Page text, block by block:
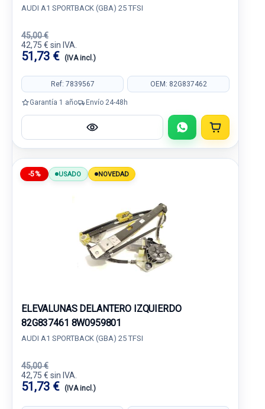
AUDI A1 SPORTBACK (GBA) 25 TFSI
45,00 €
42,75 € sin IVA.
51,73 € (IVA incl.)
Ref: 7839567 OEM: 82G837462
Garantía 1 año Envío 24-48h
-5% USADO NOVEDAD
ELEVALUNAS DELANTERO IZQUIERDO
82G837461 8W0959801
AUDI A1 SPORTBACK (GBA) 25 TFSI
45,00 €
42,75 € sin IVA.
51,73 € (IVA incl.)